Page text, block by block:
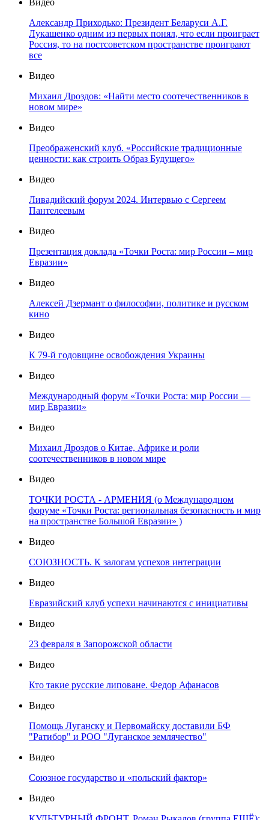
Видео
Александр Приходько: Президент Беларуси А.Г.
Лукашенко одним из первых понял, что если проиграет
Россия, то на постсоветском пространстве проиграют
все
Видео
Михаил Дроздов: «Найти место соотечественников в
новом мире»
Видео
Преображенский клуб. «Российские традиционные
ценности: как строить Образ Будущего»
Видео
Ливадийский форум 2024. Интервью с Сергеем
Пантелеевым
Видео
Презентация доклада «Точки Роста: мир России – мир
Евразии»
Видео
Алексей Дзермант о философии, политике и русском
кино
Видео
К 79-й годовщине освобождения Украины
Видео
Международный форум «Точки Роста: мир России —
мир Евразии»
Видео
Михаил Дроздов о Китае, Африке и роли
соотечественников в новом мире
Видео
ТОЧКИ РОСТА - АРМЕНИЯ (о Международном
форуме «Точки Роста: региональная безопасность и мир
на пространстве Большой Евразии» )
Видео
СОЮЗНОСТЬ. К залогам успехов интеграции
Видео
Евразийский клуб успехи начинаются с инициативы
Видео
23 февраля в Запорожской области
Видео
Кто такие русские липоване. Федор Афанасов
Видео
Помощь Луганску и Первомайску доставили БФ
"Ратибор" и РОО "Луганское землячество"
Видео
Союзное государство и «польский фактор»
Видео